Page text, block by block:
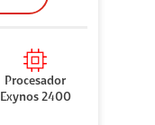
Procesador
Exynos 2400